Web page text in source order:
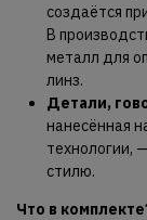
создаётся
В
металл для
линз.
Детали,
нанесённая
технологии,
стилю.
Что в